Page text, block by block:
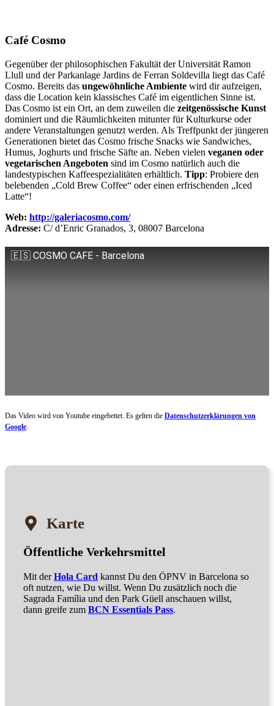
Café Cosmo
Gegenüber der philosophischen Fakultät der Universität Ramon
Llull und der Parkanlage Jardins de Ferran Soldevilla liegt das Café
Cosmo. Bereits das ungewöhnliche Ambiente wird dir aufzeigen,
dass die Location kein klassisches Café im eigentlichen Sinne ist.
Das Cosmo ist ein Ort, an dem zuweilen die zeitgenössische Kunst
dominiert und die Räumlichkeiten mitunter für Kulturkurse oder
andere Veranstaltungen genutzt werden. Als Treffpunkt der jüngeren
Generationen bietet das Cosmo frische Snacks wie Sandwiches,
Humus, Joghurts und frische Säfte an. Neben vielen veganen oder
vegetarischen Angeboten sind im Cosmo natürlich auch die
landestypischen Kaffeespezialitäten erhältlich. Tipp: Probiere den
belebenden „Cold Brew Coffee“ oder einen erfrischenden „Iced
Latte“!
Web: http://galeriacosmo.com/
Adresse: C/ d’Enric Granados, 3, 08007 Barcelona
🇪🇸 COSMO CAFE - Barcelona
Das Video wird von Youtube eingebettet. Es gelten die Datenschutzerklärungen von
Google.
Karte
Öffentliche Verkehrsmittel
Mit derHola Card kannst Du den ÖPNV in Barcelona so
oft nutzen, wie Du willst. Wenn Du zusätzlich noch die
Sagrada Família und den Park Güell anschauen willst,
dann greife zum BCN Essentials Pass.